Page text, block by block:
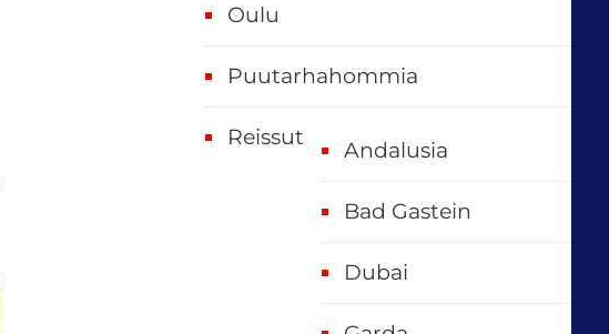
Oulu
Puutarhahommia
Reissut
Andalusia
Bad Gastein
Dubai